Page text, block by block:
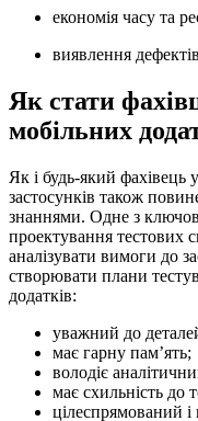
економія часу та
виявлення
Як стати
мобільних
Як і будь-який фахівець
застосунків також
знаннями. Одне з
проектування тестових
аналізувати вимоги до
створювати плани
додатків:
уважний до
має гарну пам’ять;
володіє
має схильність до
цілеспрямований і